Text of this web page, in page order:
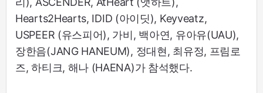
Hearts2Hearts, IDID (아이딧), Keyveatz,
USPEER (유스피어), 가비, 백아연, 유아유(UAU),
장한음(JANG HANEUM), 정대현, 최유정, 프림로
즈, 하티크, 해나 (HAENA)가 참석했다.